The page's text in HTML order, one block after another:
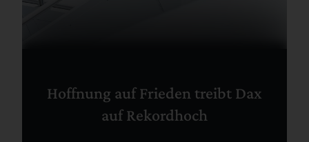
Hoffnung auf Frieden treibt Dax
auf Rekordhoch